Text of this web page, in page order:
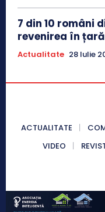
7 din 10 români
revenirea în
Actualitate 28 Iulie
ACTUALITATE
VIDEO